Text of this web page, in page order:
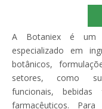
A Botaniex é um
especializado em
botânicos,
setores, como
funcionais,
farmacêuticos.